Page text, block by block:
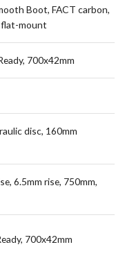
Boot, FACT carbon,
flat-mount
700x42mm
disc, 160mm
6.5mm rise, 750mm,
700x42mm